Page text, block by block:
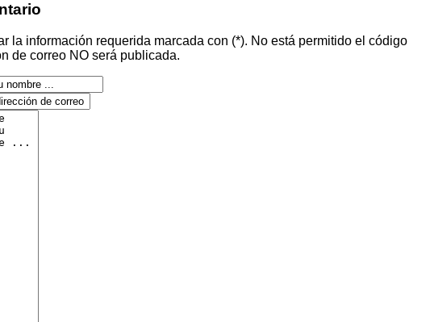
la información requerida marcada con (*). No está permitido el código
de correo NO será publicada.